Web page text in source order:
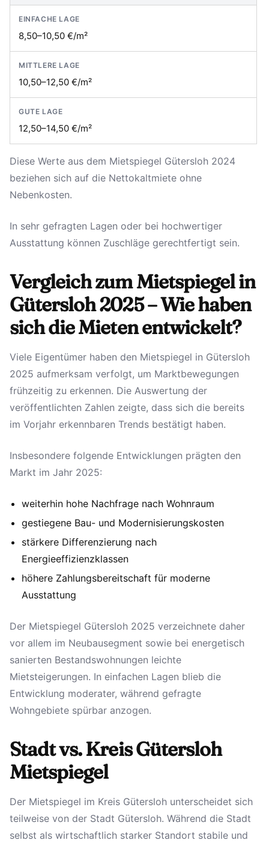
8,50–10,50 €/m²
10,50–12,50 €/m²
12,50–14,50 €/m²
Diese Werte aus dem Mietspiegel Gütersloh 2024
beziehen sich auf die Nettokaltmiete ohne
Nebenkosten.
In sehr gefragten Lagen oder bei hochwertiger
Ausstattung können Zuschläge gerechtfertigt sein.
Vergleich zum Mietspiegel in
Gütersloh 2025 – Wie haben
sich die Mieten entwickelt?
Viele Eigentümer haben den Mietspiegel in Gütersloh
2025 aufmerksam verfolgt, um Marktbewegungen
frühzeitig zu erkennen. Die Auswertung der
veröffentlichten Zahlen zeigte, dass sich die bereits
im Vorjahr erkennbaren Trends bestätigt haben.
Insbesondere folgende Entwicklungen prägten den
Markt im Jahr 2025:
weiterhin hohe Nachfrage nach Wohnraum
gestiegene Bau- und Modernisierungskosten
stärkere Differenzierung nach
Energieeffizienzklassen
höhere Zahlungsbereitschaft für moderne
Ausstattung
Der Mietspiegel Gütersloh 2025 verzeichnete daher
vor allem im Neubausegment sowie bei energetisch
sanierten Bestandswohnungen leichte
Mietsteigerungen. In einfachen Lagen blieb die
Entwicklung moderater, während gefragte
Wohngebiete spürbar anzogen.
Stadt vs. Kreis Gütersloh
Mietspiegel
Der Mietspiegel im Kreis Gütersloh unterscheidet sich
teilweise von der Stadt Gütersloh. Während die Stadt
selbst als wirtschaftlich starker Standort stabile und